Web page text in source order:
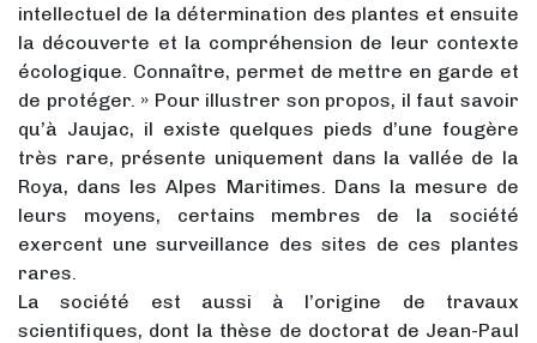
intellectuel de la détermination des plantes et ensuite
la découverte et la compréhension de leur contexte
écologique. Connaître, permet de mettre en garde et
de protéger. » Pour illustrer son propos, il faut savoir
qu’à Jaujac, il existe quelques pieds d’une fougère
très rare, présente uniquement dans la vallée de la
Roya, dans les Alpes Maritimes. Dans la mesure de
leurs moyens, certains membres de la société
exercent une surveillance des sites de ces plantes
rares.
La société est aussi à l’origine de travaux
scientifiques, dont la thèse de doctorat de Jean-Paul